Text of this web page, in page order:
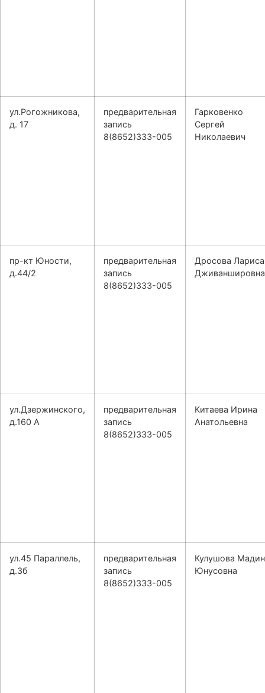
ул.Рогожникова,
д. 17
предварительная
запись
8(8652)333-005
Гарковенко
Сергей
Николаевич
пр-кт Юности,
д.44/2
предварительная
запись
8(8652)333-005
Дросова Лариса
Дживаншировна
ул.Дзержинского,
д.160 А
предварительная
запись
8(8652)333-005
Китаева Ирина
Анатольевна
ул.45 Параллель,
д.3б
предварительная
запись
8(8652)333-005
Кулушова
Юнусовна